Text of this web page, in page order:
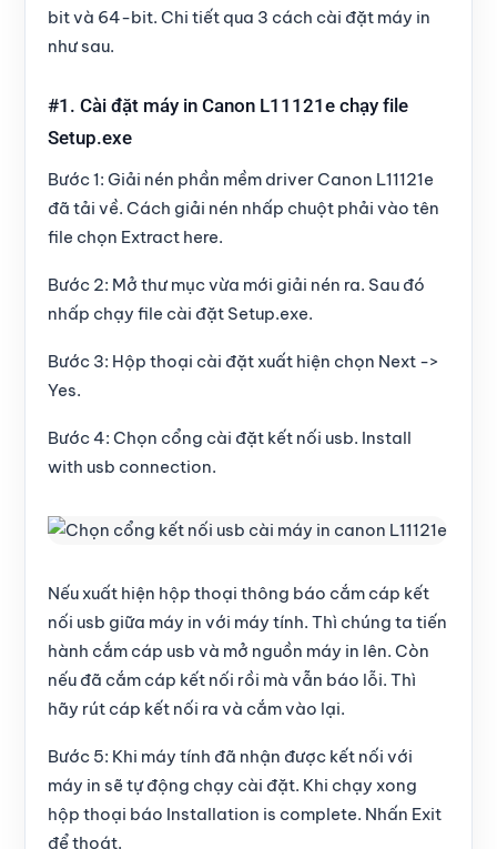
bit và 64-bit. Chi tiết qua 3 cách cài đặt máy in
như sau.
#1. Cài đặt máy in Canon L11121e chạy file
Setup.exe
Bước 1: Giải nén phần mềm driver Canon L11121e
đã tải về. Cách giải nén nhấp chuột phải vào tên
file chọn Extract here.
Bước 2: Mở thư mục vừa mới giải nén ra. Sau đó
nhấp chạy file cài đặt Setup.exe.
Bước 3: Hộp thoại cài đặt xuất hiện chọn Next ->
Yes.
Bước 4: Chọn cổng cài đặt kết nối usb. Install
with usb connection.
Nếu xuất hiện hộp thoại thông báo cắm cáp kết
nối usb giữa máy in với máy tính. Thì chúng ta tiến
hành cắm cáp usb và mở nguồn máy in lên. Còn
nếu đã cắm cáp kết nối rồi mà vẫn báo lỗi. Thì
hãy rút cáp kết nối ra và cắm vào lại.
Bước 5: Khi máy tính đã nhận được kết nối với
máy in sẽ tự động chạy cài đặt. Khi chạy xong
hộp thoại báo Installation is complete. Nhấn Exit
để thoát.